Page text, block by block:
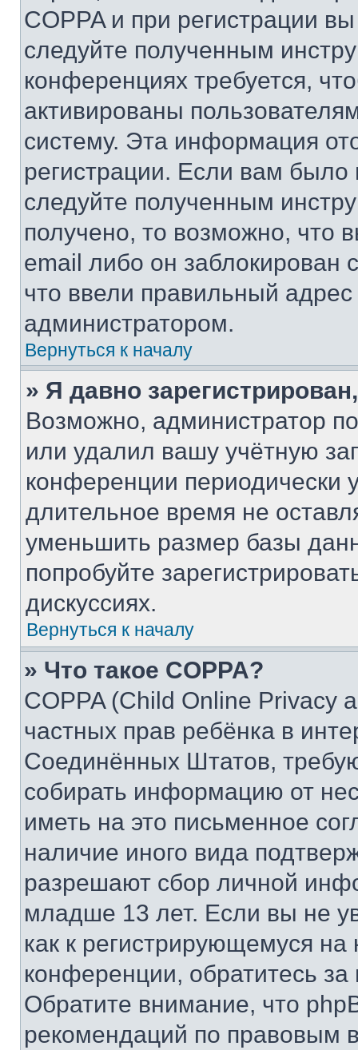
COPPA и при регистрации
следуйте полученным
конференциях требуется,
активированы
систему. Эта информация
регистрации. Если вам
следуйте полученным
получено, то возможно, что
email либо он
что ввели правильный адрес
администратором.
Вернуться к началу
» Я давно
Возможно, администратор
или удалил вашу учётную
конференции периодически
длительное время не
уменьшить размер базы
попробуйте
дискуссиях.
Вернуться к началу
» Что такое COPPA?
COPPA (Child Online Privacy
частных прав ребёнка в
Соединённых Штатов,
собирать информацию от
иметь на это письменное
наличие иного вида
разрешают сбор личной
младше 13 лет. Если вы не
как к регистрирующемуся
конференции, обратитесь
Обратите внимание, что
рекомендаций по правовым